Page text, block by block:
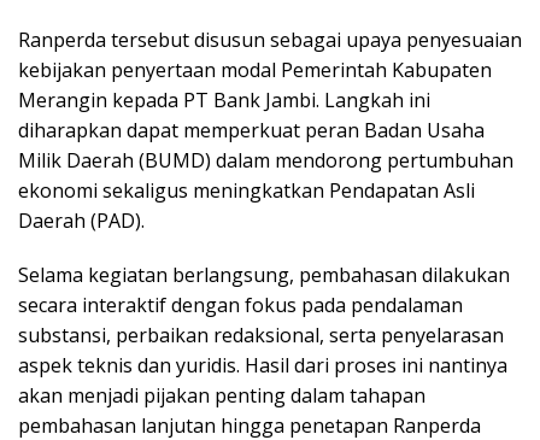
Ranperda tersebut disusun sebagai upaya penyesuaian
kebijakan penyertaan modal Pemerintah Kabupaten
Merangin kepada PT Bank Jambi. Langkah ini
diharapkan dapat memperkuat peran Badan Usaha
Milik Daerah (BUMD) dalam mendorong pertumbuhan
ekonomi sekaligus meningkatkan Pendapatan Asli
Daerah (PAD).
Selama kegiatan berlangsung, pembahasan dilakukan
secara interaktif dengan fokus pada pendalaman
substansi, perbaikan redaksional, serta penyelarasan
aspek teknis dan yuridis. Hasil dari proses ini nantinya
akan menjadi pijakan penting dalam tahapan
pembahasan lanjutan hingga penetapan Ranperda